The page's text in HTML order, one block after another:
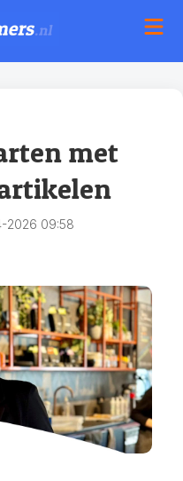
met
2026 09:58